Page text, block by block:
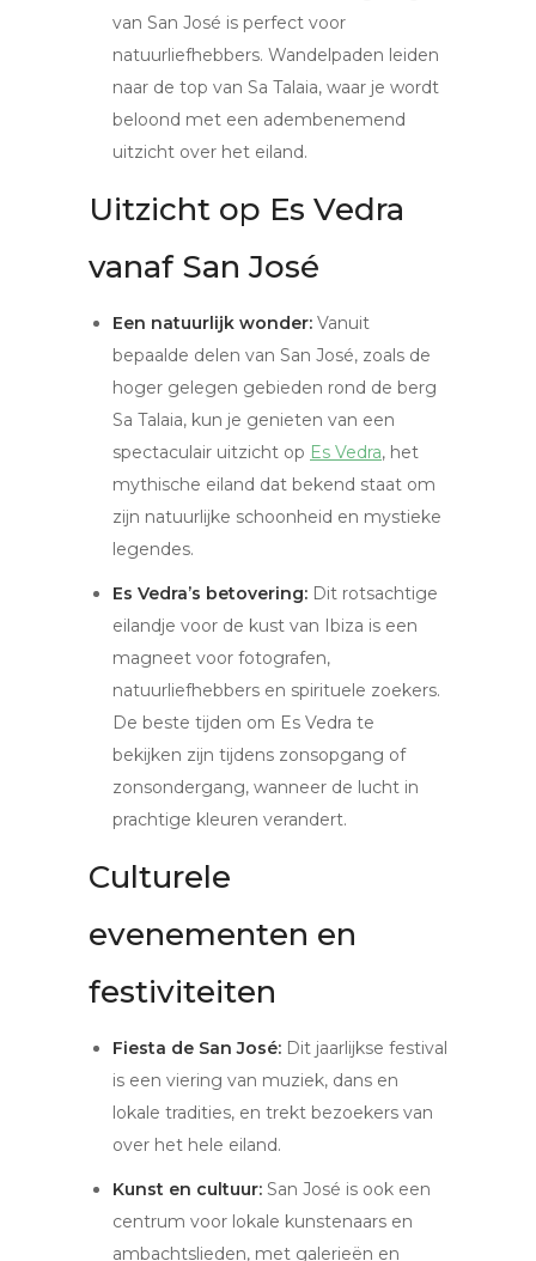
van San José is perfect voor
natuurliefhebbers. Wandelpaden leiden
naar de top van Sa Talaia, waar je wordt
beloond met een adembenemend
uitzicht over het eiland.
Uitzicht op Es Vedra
vanaf San José
Een natuurlijk wonder: Vanuit
bepaalde delen van San José, zoals de
hoger gelegen gebieden rond de berg
Sa Talaia, kun je genieten van een
spectaculair uitzicht op Es Vedra, het
mythische eiland dat bekend staat om
zijn natuurlijke schoonheid en mystieke
legendes.
Es Vedra’s betovering: Dit rotsachtige
eilandje voor de kust van Ibiza is een
magneet voor fotografen,
natuurliefhebbers en spirituele zoekers.
De beste tijden om Es Vedra te
bekijken zijn tijdens zonsopgang of
zonsondergang, wanneer de lucht in
prachtige kleuren verandert.
Culturele
evenementen en
festiviteiten
Fiesta de San José: Dit jaarlijkse festival
is een viering van muziek, dans en
lokale tradities, en trekt bezoekers van
over het hele eiland.
Kunst en cultuur: San José is ook een
centrum voor lokale kunstenaars en
ambachtslieden, met galerieën en